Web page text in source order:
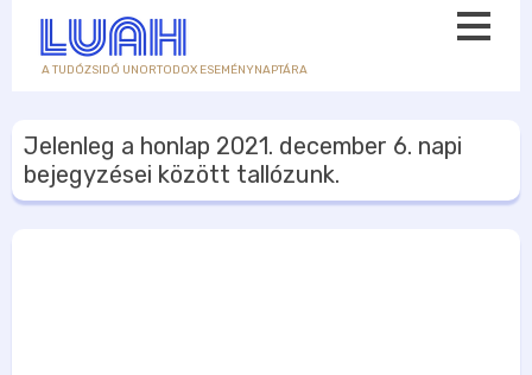
A TUDÓZSIDÓ UNORTODOX ESEMÉNYNAPTÁRA
Jelenleg a honlap 2021. december 6. napi
bejegyzései között tallózunk.